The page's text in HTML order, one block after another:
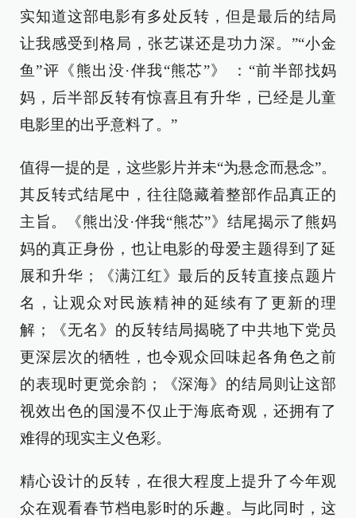
实知道这部电影有多处反转，但是最后的结局
让我感受到格局，张艺谋还是功力深。”“小金
鱼”评《熊出没·伴我“熊芯”》 ：“前半部找妈
妈，后半部反转有惊喜且有升华，已经是儿童
电影里的出乎意料了。”
值得一提的是，这些影片并未“为悬念而悬念”。
其反转式结尾中，往往隐藏着整部作品真正的
主旨。《熊出没·伴我“熊芯”》结尾揭示了熊妈
妈的真正身份，也让电影的母爱主题得到了延
展和升华；《满江红》最后的反转直接点题片
名，让观众对民族精神的延续有了更新的理
解；《无名》的反转结局揭晓了中共地下党员
更深层次的牺牲，也令观众回味起各角色之前
的表现时更觉余韵；《深海》的结局则让这部
视效出色的国漫不仅止于海底奇观，还拥有了
难得的现实主义色彩。
精心设计的反转，在很大程度上提升了今年观
众在观看春节档电影时的乐趣。与此同时，这